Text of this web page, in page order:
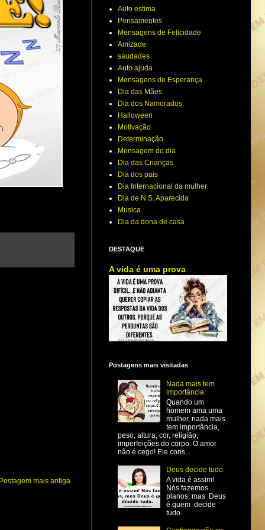
Postagem mais antiga
Auto estima
Pensamentos
Mensagens de Felicidade
Amizade
saudades
Auto ajuda
Mensagens de Esperança
Dia das Mães
Dia dos Namorados
Halloween
Motivação
Determinação
Mensagem do dia
Dia das Crianças
Dia dos pais
Dia Internacional da mulher
Dia de N.S. Aparecida
Musica
Dia da dona de casa
DESTAQUE
A vida é uma prova
Postagens mais visitadas
Nada mais tem
importância
Quando um
homem ama uma
mulher, nada mais
tem importância,
peso, altura, cor, religião,
imperfeições do corpo. O amor
não é cego! Ele cons...
Deus decide tudo.
A vida é assim!
Nós fazemos
planos, mas Deus
é quem decide
tudo.